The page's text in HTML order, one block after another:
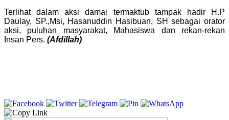
Terlihat dalam aksi damai termaktub tampak hadir H.P
Daulay, SP.,Msi, Hasanuddin Hasibuan, SH sebagai orator
aksi, puluhan masyarakat, Mahasiswa dan rekan-rekan
Insan Pers. (Afdillah)